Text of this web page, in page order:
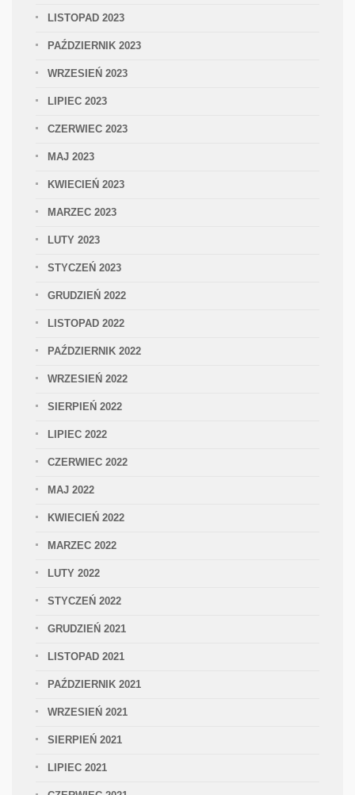
LISTOPAD 2023
PAŹDZIERNIK 2023
WRZESIEŃ 2023
LIPIEC 2023
CZERWIEC 2023
MAJ 2023
KWIECIEŃ 2023
MARZEC 2023
LUTY 2023
STYCZEŃ 2023
GRUDZIEŃ 2022
LISTOPAD 2022
PAŹDZIERNIK 2022
WRZESIEŃ 2022
SIERPIEŃ 2022
LIPIEC 2022
CZERWIEC 2022
MAJ 2022
KWIECIEŃ 2022
MARZEC 2022
LUTY 2022
STYCZEŃ 2022
GRUDZIEŃ 2021
LISTOPAD 2021
PAŹDZIERNIK 2021
WRZESIEŃ 2021
SIERPIEŃ 2021
LIPIEC 2021